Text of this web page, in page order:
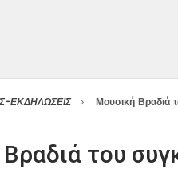
ΕΚΔΗΛΩΣΕΙΣ
Μουσική Βραδιά
του